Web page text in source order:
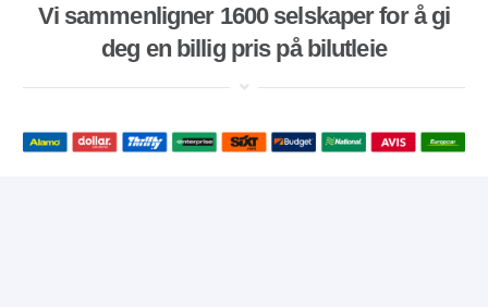
Vi sammenligner 1600 selskaper for å gi
deg en billig pris på bilutleie